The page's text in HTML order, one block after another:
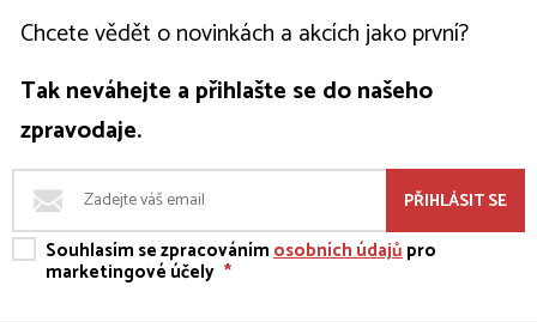
Chcete vědět o novinkách a akcích jako první?
Tak neváhejte a přihlašte se do našeho
zpravodaje.
PŘIHLÁSIT SE
Souhlasím se zpracovánímosobních údajůpro
marketingové účely *